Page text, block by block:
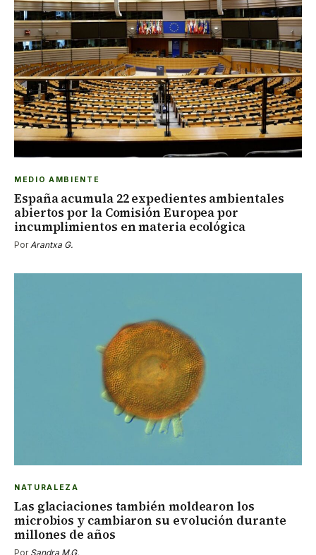
MEDIO AMBIENTE
España acumula 22 expedientes ambientales
abiertos por la Comisión Europea por
incumplimientos en materia ecológica
PorArantxa G.
NATURALEZA
Las glaciaciones también moldearon los
microbios y cambiaron su evolución durante
millones de años
Por Sandra M.G.